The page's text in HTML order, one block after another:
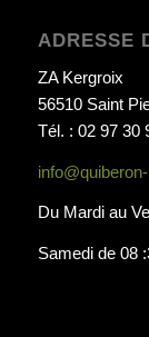
ADRESSE
ZA Kergroix
56510 Saint
Tél. : 02 97 30
Du Mardi au
Samedi de 08